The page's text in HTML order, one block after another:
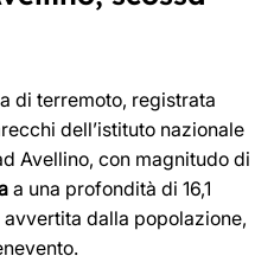
di terremoto, registrata
dell’istituto nazionale
Avellino, con magnitudo di
a una profondità di 16,1
dalla popolazione,